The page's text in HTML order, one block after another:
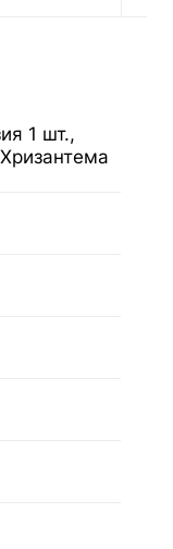
1 шт.,